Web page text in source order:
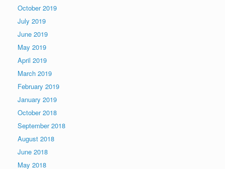
October 2019
July 2019
June 2019
May 2019
April 2019
March 2019
February 2019
January 2019
October 2018
September 2018
August 2018
June 2018
May 2018